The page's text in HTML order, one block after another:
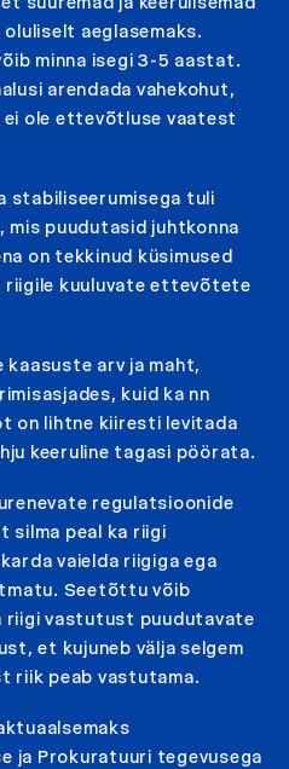
aeglasemaks.
minna isegi 3-5 aastat.
arendada vahekohut,
ole ettevõtluse vaatest
stabiliseerumisega tuli
mis puudutasid juhtkonna
on tekkinud küsimused
kuuluvate ettevõtete
kaasuste arv ja maht,
kuid ka nn
on lihtne kiiresti levitada
keeruline tagasi pöörata.
regulatsioonide
silma peal ka riigi
vaielda riigiga ega
Seetõttu võib
riigi vastutust puudutavate
et kujuneb välja selgem
riik peab vastutama.
ja Prokuratuuri tegevusega